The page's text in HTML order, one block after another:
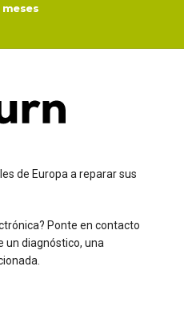
de Europa a reparar sus
Ponte en contacto
un diagnóstico, una